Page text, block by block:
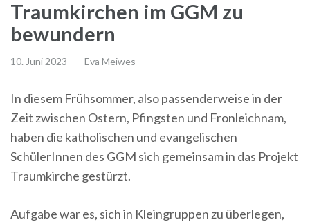
Traumkirchen im GGM zu
bewundern
10. Juni 2023 Eva Meiwes
In diesem Frühsommer, also passenderweise in der
Zeit zwischen Ostern, Pfingsten und Fronleichnam,
haben die katholischen und evangelischen
SchülerInnen des GGM sich gemeinsam in das Projekt
Traumkirche gestürzt.
Aufgabe war es, sich in Kleingruppen zu überlegen,